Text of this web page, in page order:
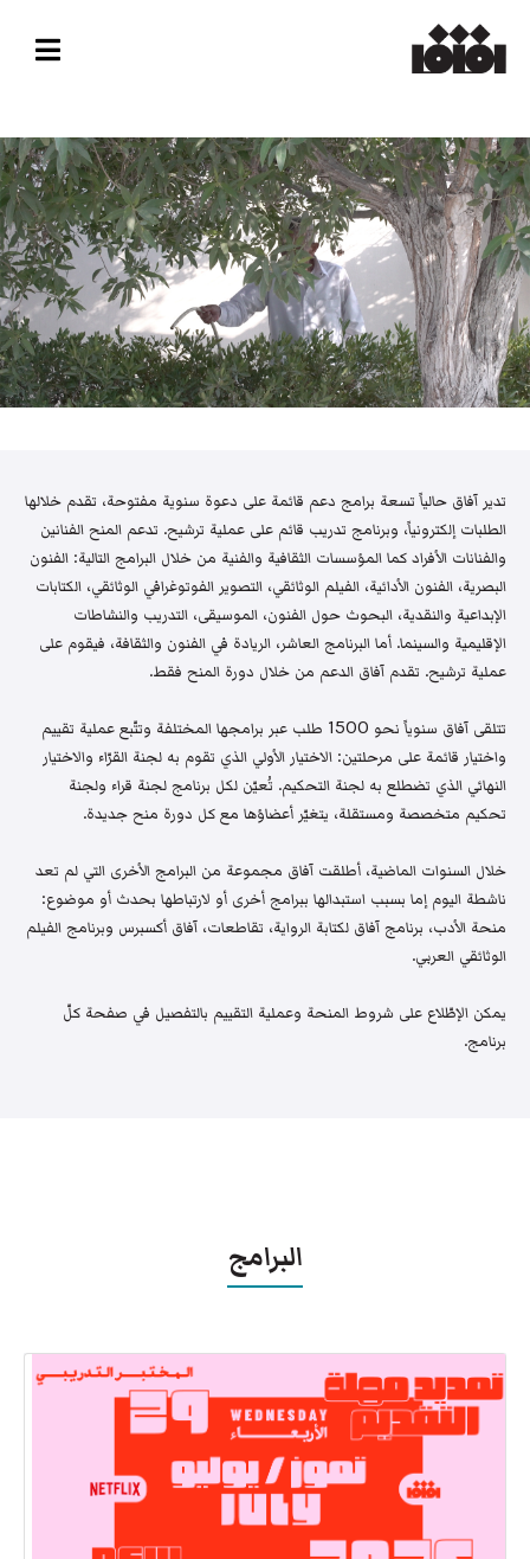
تدير آفاق حالياً تسعة برامج دعم قائمة على دعوة سنوية مفتوحة، تقدم خلالها
الطلبات إلكترونياً، وبرنامج تدريب قائم على عملية ترشيح. تدعم المنح الفنانين
والفنانات الأفراد كما المؤسسات الثقافية والفنية من خلال البرامج التالية: الفنون
البصرية، الفنون الأدائية، الفيلم الوثائقي، التصوير الفوتوغرافي الوثائقي، الكتابات
الإبداعية والنقدية، البحوث حول الفنون، الموسيقى، التدريب والنشاطات
الإقليمية والسينما. أما البرنامج العاشر، الريادة في الفنون والثقافة، فيقوم على
عملية ترشيح. تقدم آفاق الدعم من خلال دورة المنح فقط.
تتلقى آفاق سنوياً نحو 1500 طلب عبر برامجها المختلفة وتتّبع عملية تقييم
واختيار قائمة على مرحلتين: الاختيار الأولي الذي تقوم به لجنة القرّاء والاختيار
النهائي الذي تضطلع به لجنة التحكيم. تُعيّن لكل برنامج لجنة قراء ولجنة
تحكيم متخصصة ومستقلة، يتغيّر أعضاؤها مع كل دورة منح جديدة.
خلال السنوات الماضية، أطلقت آفاق مجموعة من البرامج الأخرى التي لم تعد
ناشطة اليوم إما بسبب استبدالها ببرامج أخرى أو لارتباطها بحدث أو موضوع:
منحة الأدب، برنامج آفاق لكتابة الرواية، تقاطعات، آفاق أكسبرس وبرنامج الفيلم
الوثائقي العربي.
يمكن الإطّلاع على شروط المنحة وعملية التقييم بالتفصيل في صفحة كلّ
برنامج.
البرامج